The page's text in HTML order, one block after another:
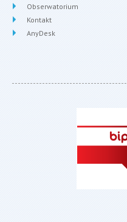
Obserwatorium
Kontakt
AnyDesk